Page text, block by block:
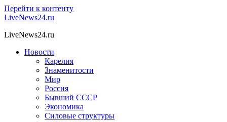
Перейти к контенту
LiveNews24.ru
LiveNews24.ru
Новости
Карелия
Знаменитости
Мир
Россия
Бывший СССР
Экономика
Силовые структуры